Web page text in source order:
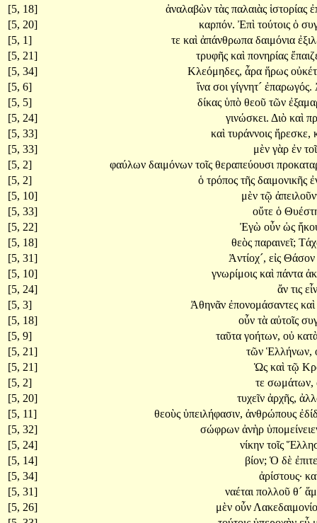
[5, 18]
ἀναλαβὼν τὰς παλαιὰς ἱστορίας
[5, 20]
καρπόν. Ἐπὶ τούτοις ὁ
[5, 1]
τε καὶ ἀπάνθρωπα δαιμόνια
[5, 21]
τρυφῆς καὶ πονηρίας
[5, 34]
Κλεόμηδες, ἆρα ἥρως
[5, 6]
ἵνα σοι γίγνητ´ ἐπαρωγός.
[5, 5]
δίκας ὑπὸ θεοῦ τῶν
[5, 24]
γινώσκει. Διὸ καὶ
[5, 33]
καὶ τυράννοις ἤρεσκε,
[5, 33]
μὲν γὰρ ἐν
[5, 2]
φαύλων δαιμόνων τοῖς θεραπεύουσι
[5, 2]
ὁ τρόπος τῆς δαιμονικῆς
[5, 10]
μὲν τῷ
[5, 33]
οὔτε ὁ
[5, 22]
Ἐγὼ οὖν ὡς
[5, 18]
θεὸς παραινεῖ;
[5, 31]
Ἀντίοχ´, εἰς Θάσον
[5, 10]
γνωρίμοις καὶ πάντα
[5, 24]
ἄν τις
[5, 3]
Ἀθηνᾶν ἐπονομάσαντες καὶ
[5, 18]
οὖν τὰ αὐτοῖς
[5, 9]
ταῦτα γοήτων, οὐ
[5, 21]
τῶν Ἑλλήνων,
[5, 21]
Ὡς καὶ τῷ
[5, 2]
τε σωμάτων,
[5, 20]
τυχεῖν ἀρχῆς,
[5, 11]
θεοὺς ὑπειλήφασιν, ἀνθρώπους
[5, 32]
σώφρων ἀνὴρ
[5, 24]
νίκην τοῖς
[5, 14]
βίον; Ὁ δὲ
[5, 34]
ἀρίστους·
[5, 31]
ναέται πολλοῦ θ´
[5, 26]
μὲν οὖν